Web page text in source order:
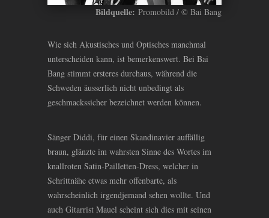
Bildquelle: Promobild / © Bai Bang
Wie sich Akustisches und Optisches manchmal
unterscheiden kann, ist bemerkenswert. Bei Bai
Bang stimmt ersteres durchaus, während die
Schweden äusserlich nicht unbedingt als
geschmackssicher bezeichnet werden können.
Sänger Diddi, für einen Skandinavier auffällig
braun, glänzte im wahrsten Sinne des Wortes im
knallroten Satin-Pailletten-Dress, welcher in
Schrittnähe etwas mehr offenbarte, als
wahrscheinlich irgendjemand sehen wollte. Und
auch Gitarrist Mauel scheint sich dies mit seinen